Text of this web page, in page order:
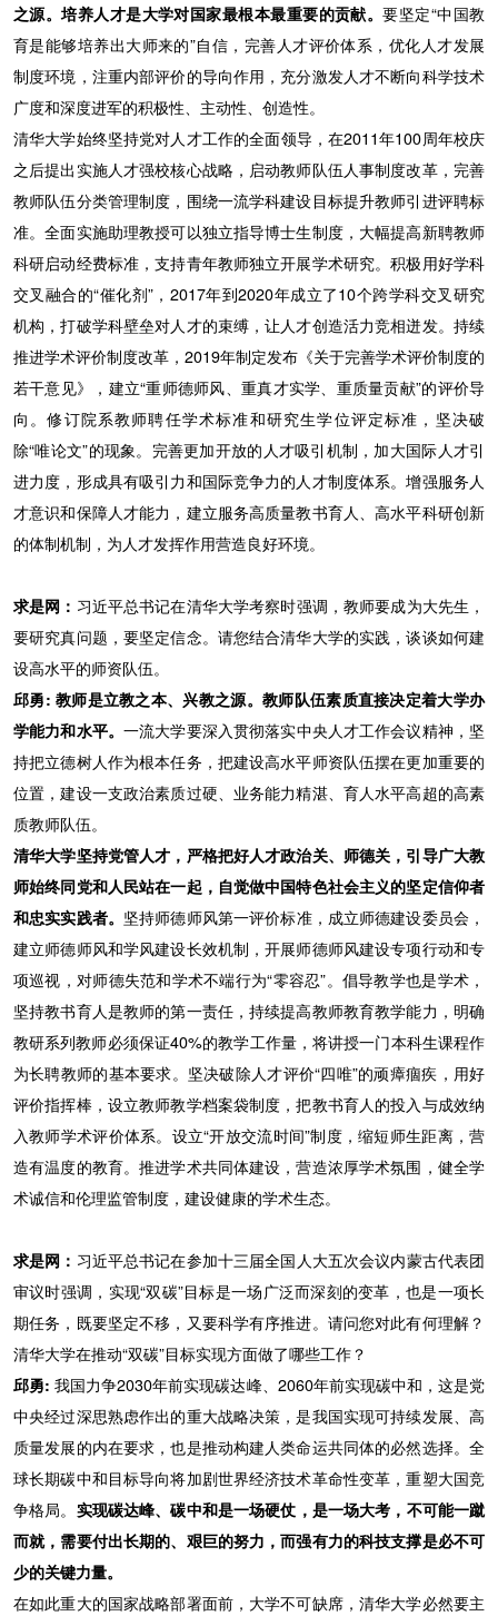
之源。培养人才是大学对国家最根本最重要的贡献。要坚定“中国教
育是能够培养出大师来的”自信，完善人才评价体系，优化人才发展
制度环境，注重内部评价的导向作用，充分激发人才不断向科学技术
广度和深度进军的积极性、主动性、创造性。
清华大学始终坚持党对人才工作的全面领导，在2011年100周年校庆
之后提出实施人才强校核心战略，启动教师队伍人事制度改革，完善
教师队伍分类管理制度，围绕一流学科建设目标提升教师引进评聘标
准。全面实施助理教授可以独立指导博士生制度，大幅提高新聘教师
科研启动经费标准，支持青年教师独立开展学术研究。积极用好学科
交叉融合的“催化剂”，2017年到2020年成立了10个跨学科交叉研究
机构，打破学科壁垒对人才的束缚，让人才创造活力竞相迸发。持续
推进学术评价制度改革，2019年制定发布《关于完善学术评价制度的
若干意见》，建立“重师德师风、重真才实学、重质量贡献”的评价导
向。修订院系教师聘任学术标准和研究生学位评定标准，坚决破
除“唯论文”的现象。完善更加开放的人才吸引机制，加大国际人才引
进力度，形成具有吸引力和国际竞争力的人才制度体系。增强服务人
才意识和保障人才能力，建立服务高质量教书育人、高水平科研创新
的体制机制，为人才发挥作用营造良好环境。
求是网： 习近平总书记在清华大学考察时强调，教师要成为大先生，
要研究真问题，要坚定信念。请您结合清华大学的实践，谈谈如何建
设高水平的师资队伍。
邱勇: 教师是立教之本、兴教之源。教师队伍素质直接决定着大学办
学能力和水平。 一流大学要深入贯彻落实中央人才工作会议精神，坚
持把立德树人作为根本任务，把建设高水平师资队伍摆在更加重要的
位置，建设一支政治素质过硬、业务能力精湛、育人水平高超的高素
质教师队伍。
清华大学坚持党管人才，严格把好人才政治关、师德关，引导广大教
师始终同党和人民站在一起，自觉做中国特色社会主义的坚定信仰者
和忠实实践者。 坚持师德师风第一评价标准，成立师德建设委员会，
建立师德师风和学风建设长效机制，开展师德师风建设专项行动和专
项巡视，对师德失范和学术不端行为“零容忍”。倡导教学也是学术，
坚持教书育人是教师的第一责任，持续提高教师教育教学能力，明确
教研系列教师必须保证40%的教学工作量，将讲授一门本科生课程作
为长聘教师的基本要求。坚决破除人才评价“四唯”的顽瘴痼疾，用好
评价指挥棒，设立教师教学档案袋制度，把教书育人的投入与成效纳
入教师学术评价体系。设立“开放交流时间”制度，缩短师生距离，营
造有温度的教育。推进学术共同体建设，营造浓厚学术氛围，健全学
术诚信和伦理监管制度，建设健康的学术生态。
求是网： 习近平总书记在参加十三届全国人大五次会议内蒙古代表团
审议时强调，实现“双碳”目标是一场广泛而深刻的变革，也是一项长
期任务，既要坚定不移，又要科学有序推进。请问您对此有何理解？
清华大学在推动“双碳”目标实现方面做了哪些工作？
邱勇:我国力争2030年前实现碳达峰、2060年前实现碳中和，这是党
中央经过深思熟虑作出的重大战略决策，是我国实现可持续发展、高
质量发展的内在要求，也是推动构建人类命运共同体的必然选择。全
球长期碳中和目标导向将加剧世界经济技术革命性变革，重塑大国竞
争格局。 实现碳达峰、碳中和是一场硬仗，是一场大考，不可能一蹴
而就，需要付出长期的、艰巨的努力，而强有力的科技支撑是必不可
少的关键力量。
在如此重大的国家战略部署面前，大学不可缺席，清华大学必然要主